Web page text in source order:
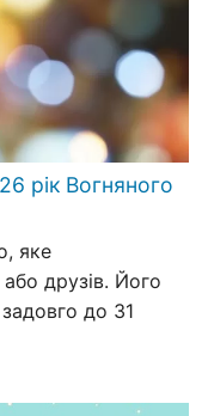
рік Вогняного
яке
друзів. Його
до 31